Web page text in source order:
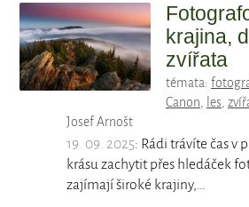
krajina,
zvířata
témata:
Canon, les,
Josef Arnošt
19. 09. 2025: Rádi trávíte čas v
krásu zachytit přes hledáček
zajímají široké krajiny,…